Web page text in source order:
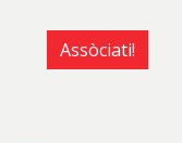
Assòciati!